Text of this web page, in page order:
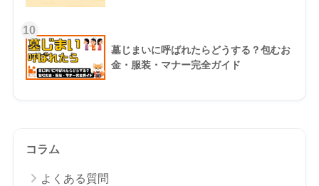
10
墓じまいに呼ばれたらどうする？包むお
金・服装・マナー完全ガイド
コラム
よくある質問